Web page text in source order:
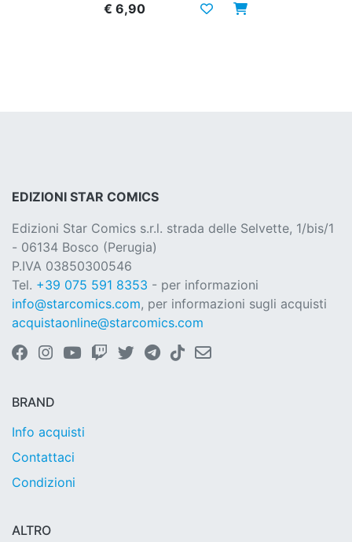
€ 6,90
EDIZIONI STAR COMICS
Edizioni Star Comics s.r.l. strada delle Selvette, 1/bis/1
- 06134 Bosco (Perugia)
P.IVA 03850300546
Tel. +39 075 591 8353 - per informazioni
info@starcomics.com, per informazioni sugli acquisti
acquistaonline@starcomics.com
BRAND
Info acquisti
Contattaci
Condizioni
ALTRO